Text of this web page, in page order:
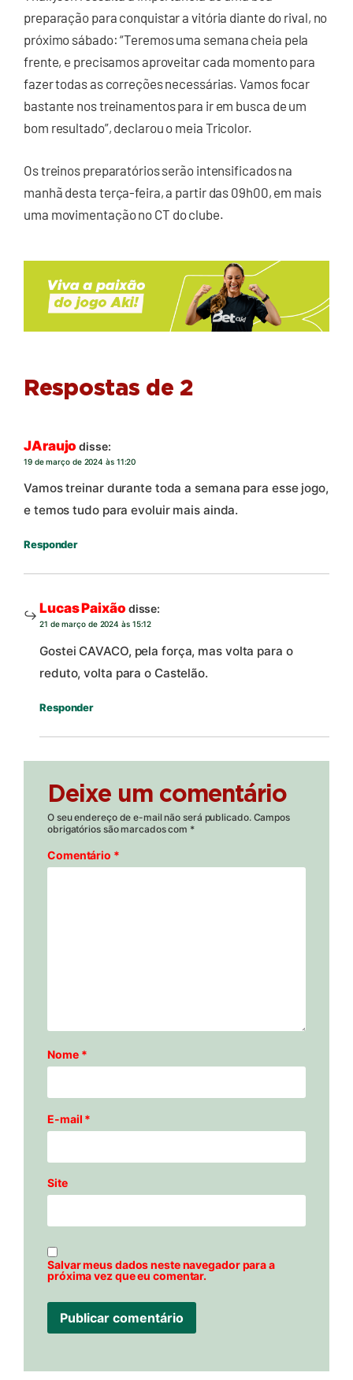
preparação para conquistar a vitória diante do rival, no
próximo sábado: “Teremos uma semana cheia pela
frente, e precisamos aproveitar cada momento para
fazer todas as correções necessárias. Vamos focar
bastante nos treinamentos para ir em busca de um
bom resultado”, declarou o meia Tricolor.
Os treinos preparatórios serão intensificados na
manhã desta terça-feira, a partir das 09h00, em mais
uma movimentação no CT do clube.
Respostas de 2
JAraujo disse:
19 de março de 2024 às 11:20
Vamos treinar durante toda a semana para esse jogo,
e temos tudo para evoluir mais ainda.
Responder
Lucas Paixão disse:
21 de março de 2024 às 15:12
Gostei CAVACO, pela força, mas volta para o
reduto, volta para o Castelão.
Responder
Deixe um comentário
O seu endereço de e-mail não será publicado. Campos
obrigatórios são marcados com *
Comentário *
Nome *
E-mail *
Site
Salvar meus dados neste navegador para a
próxima vez que eu comentar.